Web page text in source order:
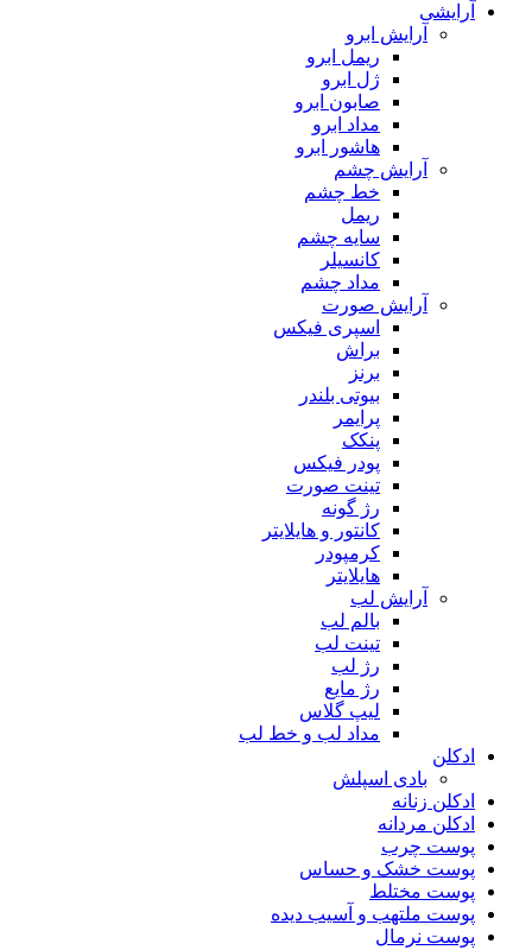
آرایشی
آرایش ابرو
ریمل ابرو
ژل ابرو
صابون ابرو
مداد ابرو
هاشور ابرو
آرایش چشم
خط چشم
ریمل
سایه چشم
کانسیلر
مداد چشم
آرایش صورت
اسپری فیکس
براش
برنز
بیوتی بلندر
پرایمر
پنکک
پودر فیکس
تینت صورت
رژ گونه
کانتور و هایلایتر
کرمپودر
هایلایتر
آرایش لب
بالم لب
تینت لب
رژ لب
رژ مایع
لیپ گلاس
مداد لب و خط لب
ادکلن
بادی اسپلش
ادکلن زنانه
ادکلن مردانه
پوست چرب
پوست خشک و حساس
پوست مختلط
پوست ملتهب و آسیب دیده
پوست نرمال